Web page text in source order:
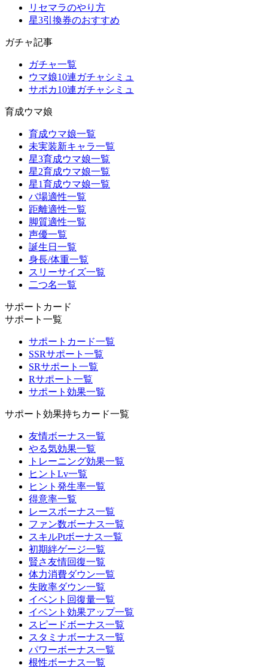
リセマラのやり方
星3引換券のおすすめ
ガチャ記事
ガチャ一覧
ウマ娘10連ガチャシミュ
サポカ10連ガチャシミュ
育成ウマ娘
育成ウマ娘一覧
未実装新キャラ一覧
星3育成ウマ娘一覧
星2育成ウマ娘一覧
星1育成ウマ娘一覧
バ場適性一覧
距離適性一覧
脚質適性一覧
声優一覧
誕生日一覧
身長/体重一覧
スリーサイズ一覧
二つ名一覧
サポートカード
サポート一覧
サポートカード一覧
SSRサポート一覧
SRサポート一覧
Rサポート一覧
サポート効果一覧
サポート効果持ちカード一覧
友情ボーナス一覧
やる気効果一覧
トレーニング効果一覧
ヒントLv一覧
ヒント発生率一覧
得意率一覧
レースボーナス一覧
ファン数ボーナス一覧
スキルPtボーナス一覧
初期絆ゲージ一覧
賢さ友情回復一覧
体力消費ダウン一覧
失敗率ダウン一覧
イベント回復量一覧
イベント効果アップ一覧
スピードボーナス一覧
スタミナボーナス一覧
パワーボーナス一覧
根性ボーナス一覧